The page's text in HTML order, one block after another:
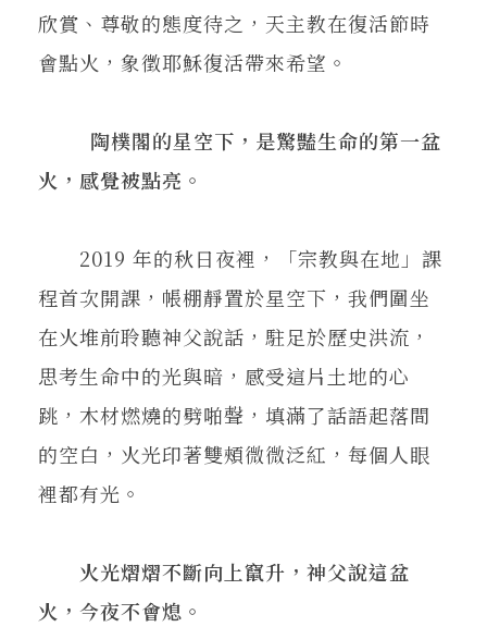
欣賞、尊敬的態度待之，天主教在復活節時
會點火，象徵耶穌復活帶來希望。
陶樸閣的星空下，是驚豔生命的第一盆
火，感覺被點亮。
2019 年的秋日夜裡，「宗教與在地」課
程首次開課，帳棚靜置於星空下，我們圍坐
在火堆前聆聽神父說話，駐足於歷史洪流，
思考生命中的光與暗，感受這片土地的心
跳，木材燃燒的劈啪聲，填滿了話語起落間
的空白，火光印著雙頰微微泛紅，每個人眼
裡都有光。
火光熠熠不斷向上竄升，神父說這盆
火，今夜不會熄。